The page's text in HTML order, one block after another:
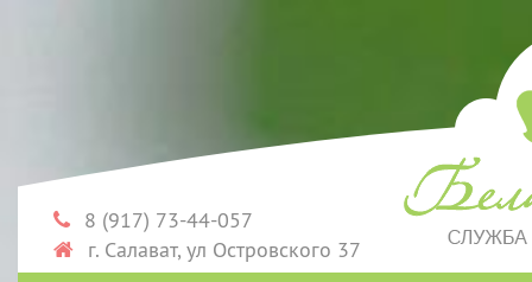
8 (917) 73-44-057
г. Салават, ул Островского 37